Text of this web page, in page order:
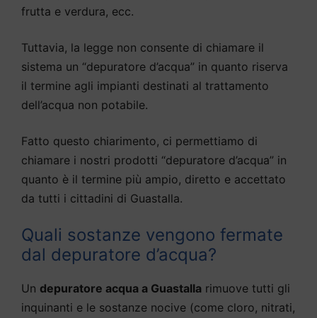
frutta e verdura, ecc.
Tuttavia, la legge non consente di chiamare il
sistema un “depuratore d’acqua” in quanto riserva
il termine agli impianti destinati al trattamento
dell’acqua non potabile.
Fatto questo chiarimento, ci permettiamo di
chiamare i nostri prodotti “depuratore d’acqua” in
quanto è il termine più ampio, diretto e accettato
da tutti i cittadini di Guastalla.
Quali sostanze vengono fermate
dal depuratore d’acqua?
Un depuratore acqua a Guastalla rimuove tutti gli
inquinanti e le sostanze nocive (come cloro, nitrati,